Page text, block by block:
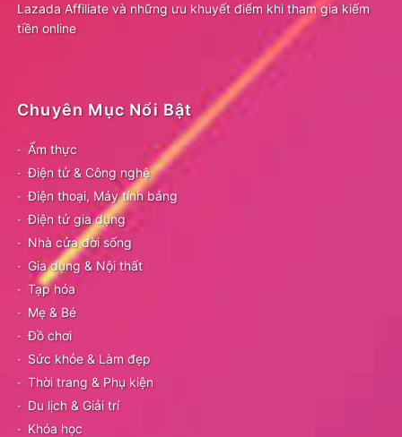
Lazada Affiliate và những ưu khuyết điểm khi tham gia kiếm
tiền online
Chuyên Mục Nổi Bật
Ẩm thực
Điện tử & Công nghệ
Điện thoại, Máy tính bảng
Điện tử gia dụng
Nhà cửa đời sống
Gia dụng & Nội thất
Tạp hóa
Mẹ & Bé
Đồ chơi
Sức khỏe & Làm đẹp
Thời trang & Phụ kiện
Du lịch & Giải trí
Khóa học